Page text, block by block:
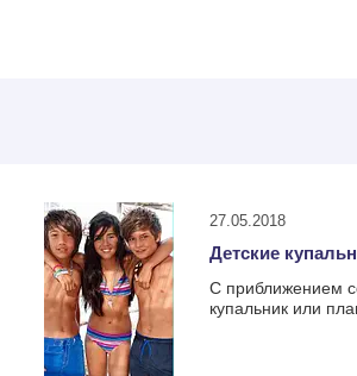
27.05.2018
Детские
С приближением
купальник или